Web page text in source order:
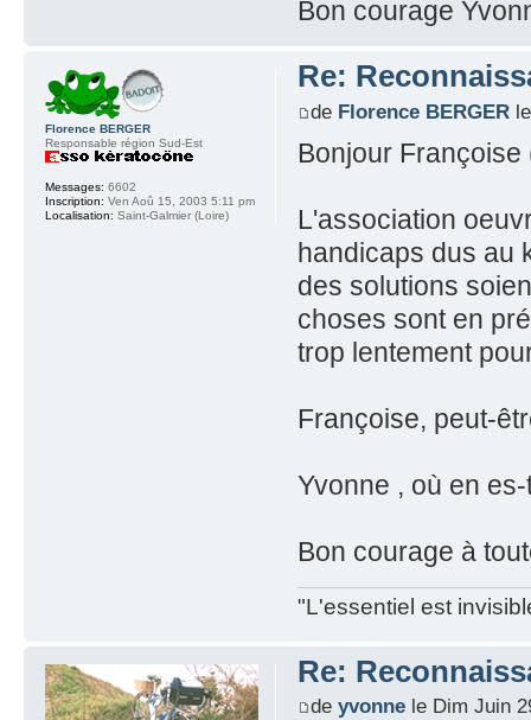
Bon courage
Re:
de Florence BERGERle
Bonjour
L'association
handicaps dus au
des solutions
choses sont en
trop lentement
Françoise, peut-
Yvonne , où en
Bon courage à
"L'essentiel est
Florence BERGER
Responsable région Sud-Est
Messages: 6602
Inscription: Ven Aoû 15, 2003 5:11 pm
Localisation: Saint-Galmier (Loire)
Re:
de yvonnele Dim Juin